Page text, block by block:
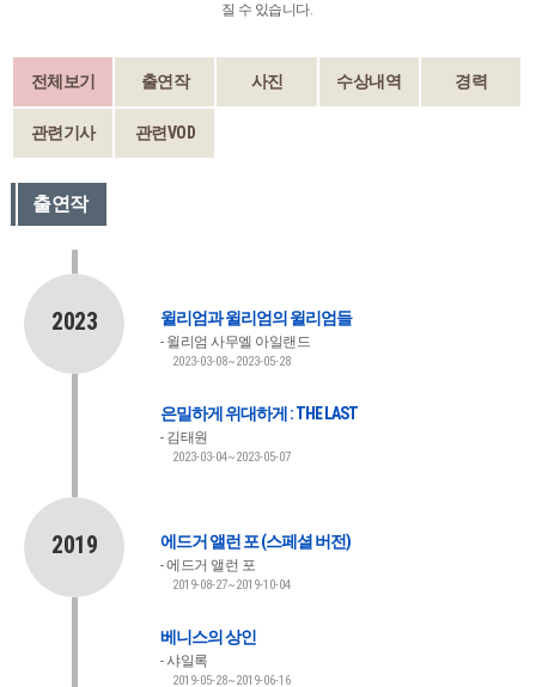
질 수 있습니다.
전체보기 출연작 사진 수상내역 경력
관련기사 관련VOD
출연작
2023 윌리엄과 윌리엄의 윌리엄들
윌리엄 사무엘 아일랜드
2023-03-08~2023-05-28
은밀하게 위대하게 : THE LAST
김태원
2023-03-04~2023-05-07
2019 에드거 앨런 포 (스페셜 버전)
에드거 앨런 포
2019-08-27~2019-10-04
베니스의 상인
샤일록
2019-05-28~2019-06-16